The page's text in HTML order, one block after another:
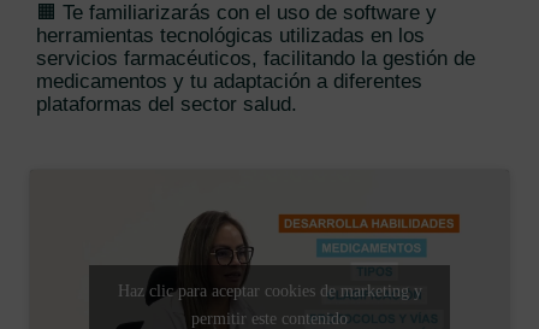
🟧 Te familiarizarás con el uso de software y
herramientas tecnológicas utilizadas en los
servicios farmacéuticos, facilitando la gestión de
medicamentos y tu adaptación a diferentes
plataformas del sector salud.
Haz clic para aceptar cookies de marketing y
permitir este contenido